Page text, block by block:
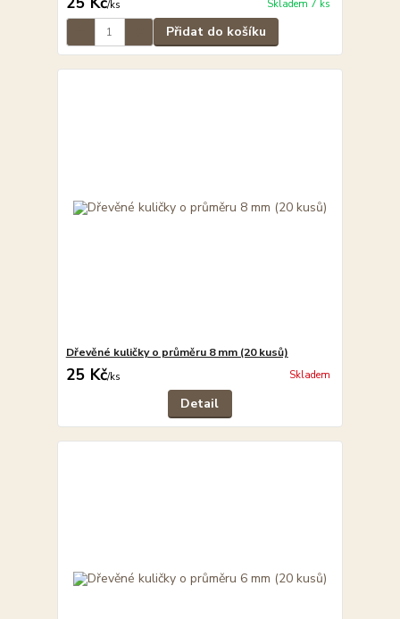
/ks Skladem 7 ks
Přidat do košíku
Dřevěné kuličky o průměru 8 mm (20 kusů)
25 Kč/ks Skladem
Detail